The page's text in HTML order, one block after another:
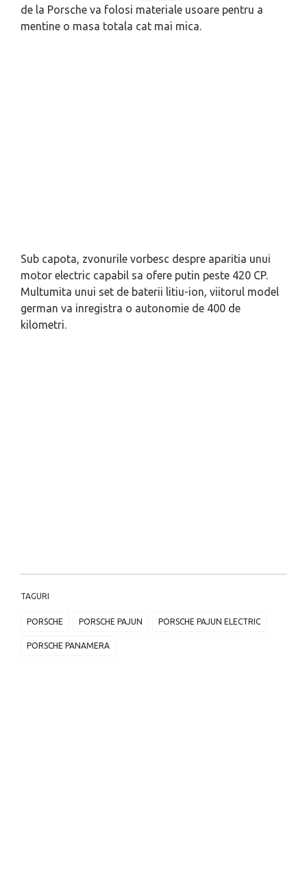
de la Porsche va folosi materiale usoare pentru a
mentine o masa totala cat mai mica.
Sub capota, zvonurile vorbesc despre aparitia unui
motor electric capabil sa ofere putin peste 420 CP.
Multumita unui set de baterii litiu-ion, viitorul model
german va inregistra o autonomie de 400 de
kilometri.
TAGURI
PORSCHE PORSCHE PAJUN PORSCHE PAJUN ELECTRIC
PORSCHE PANAMERA